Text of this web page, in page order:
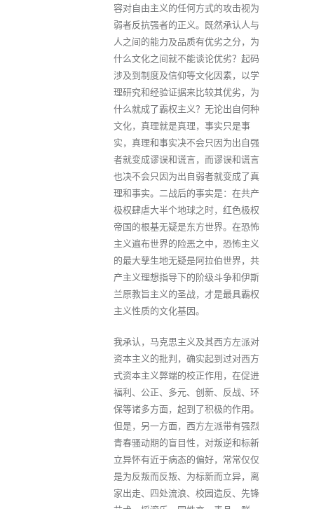
容对自由主义的任何方式的攻击视为
弱者反抗强者的正义。既然承认人与
人之间的能力及品质有优劣之分，为
什么文化之间就不能谈论优劣？起码
涉及到制度及信仰等文化因素，以学
理研究和经验证据来比较其优劣，为
什么就成了霸权主义？无论出自何种
文化，真理就是真理，事实只是事
实，真理和事实决不会只因为出自强
者就变成谬误和谎言，而谬误和谎言
也决不会只因为出自弱者就变成了真
理和事实。二战后的事实是：在共产
极权肆虐大半个地球之时，红色极权
帝国的根基无疑是东方世界。在恐怖
主义遍布世界的险恶之中，恐怖主义
的最大孳生地无疑是阿拉伯世界，共
产主义理想指导下的阶级斗争和伊斯
兰原教旨主义的圣战，才是最具霸权
主义性质的文化基因。
我承认，马克思主义及其西方左派对
资本主义的批判，确实起到过对西方
式资本主义弊端的校正作用，在促进
福利、公正、多元、创新、反战、环
保等诸多方面，起到了积极的作用。
但是，另一方面，西方左派带有强烈
青春骚动期的盲目性，对叛逆和标新
立异怀有近于病态的偏好，常常仅仅
是为反叛而反叛、为标新而立异，离
家出走、四处流浪、校园造反、先锋